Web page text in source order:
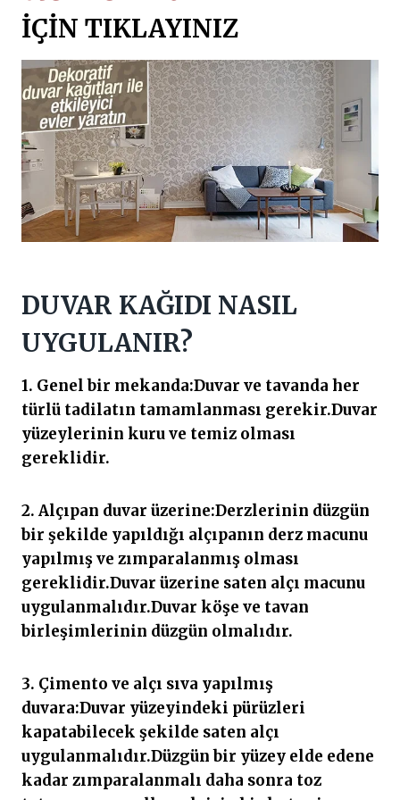
İÇİN TIKLAYINIZ
DUVAR KAĞIDI NASIL
UYGULANIR?
1. Genel bir mekanda:Duvar ve tavanda her
türlü tadilatın tamamlanması gerekir.Duvar
yüzeylerinin kuru ve temiz olması
gereklidir.
2. Alçıpan duvar üzerine:Derzlerinin düzgün
bir şekilde yapıldığı alçıpanın derz macunu
yapılmış ve zımparalanmış olması
gereklidir.Duvar üzerine saten alçı macunu
uygulanmalıdır.Duvar köşe ve tavan
birleşimlerinin düzgün olmalıdır.
3. Çimento ve alçı sıva yapılmış
duvara:Duvar yüzeyindeki pürüzleri
kapatabilecek şekilde saten alçı
uygulanmalıdır.Düzgün bir yüzey elde edene
kadar zımparalanmalı daha sonra toz